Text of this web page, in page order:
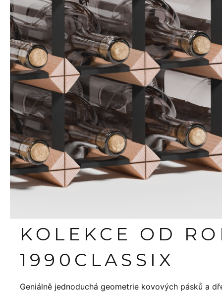
KOLEKCE OD
1990 CLASSIX
Geniálně jednoduchá geometrie kovových pásků a